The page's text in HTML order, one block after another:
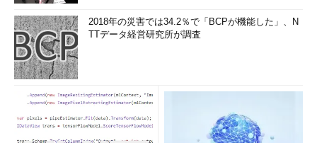
2018年の災害では34.2％で「BCPが機能した」、N
TTデータ経営研究所が調査